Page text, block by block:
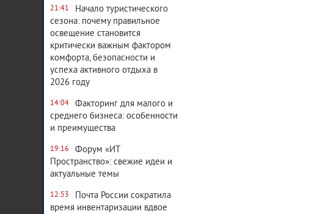
21:41
Начало туристического
сезона: почему правильное
освещение становится
критически важным фактором
комфорта, безопасности и
успеха активного отдыха в
2026 году
14:04
Факторинг для малого и
среднего бизнеса: особенности
и преимущества
19:16
Форум «ИТ
Пространство»: свежие идеи и
актуальные темы
12:53
Почта России сократила
время инвентаризации вдвое